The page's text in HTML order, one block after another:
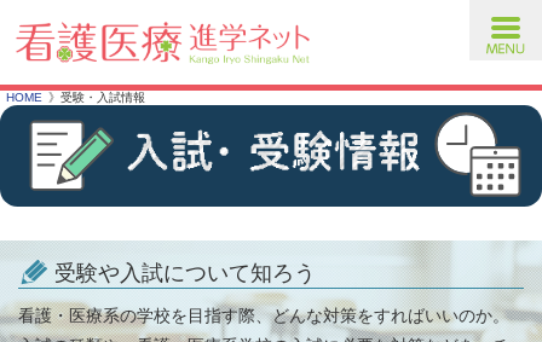
HOME 受験・入試情報
受験や入試について知ろう
看護・医療系の学校を目指す際、どんな対策をすればいいのか。